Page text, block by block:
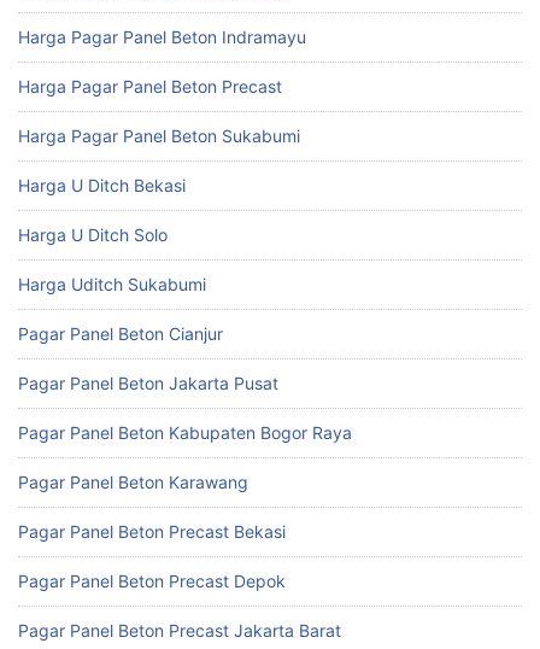
Harga Pagar Panel Beton Indramayu
Harga Pagar Panel Beton Precast
Harga Pagar Panel Beton Sukabumi
Harga U Ditch Bekasi
Harga U Ditch Solo
Harga Uditch Sukabumi
Pagar Panel Beton Cianjur
Pagar Panel Beton Jakarta Pusat
Pagar Panel Beton Kabupaten Bogor Raya
Pagar Panel Beton Karawang
Pagar Panel Beton Precast Bekasi
Pagar Panel Beton Precast Depok
Pagar Panel Beton Precast Jakarta Barat